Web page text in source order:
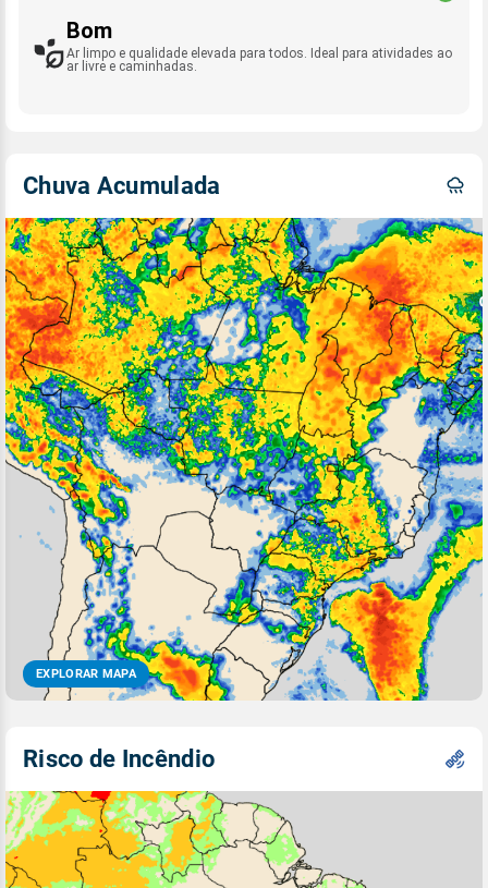
Bom
Ar limpo e qualidade elevada para todos. Ideal para atividades ao
ar livre e caminhadas.
Chuva Acumulada
EXPLORAR MAPA
Risco de Incêndio